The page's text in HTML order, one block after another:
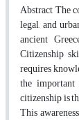
Abstract The
legal, and
ancient
Citizenship
requires
the
citizenship is
This